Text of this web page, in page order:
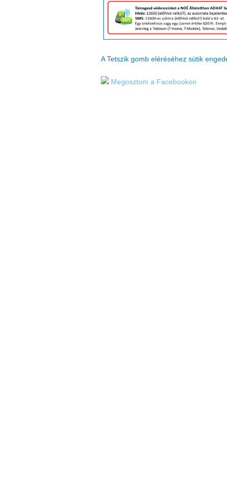
A Tetszik gomb eléréséhez sütik
Megosztom a Facebookon